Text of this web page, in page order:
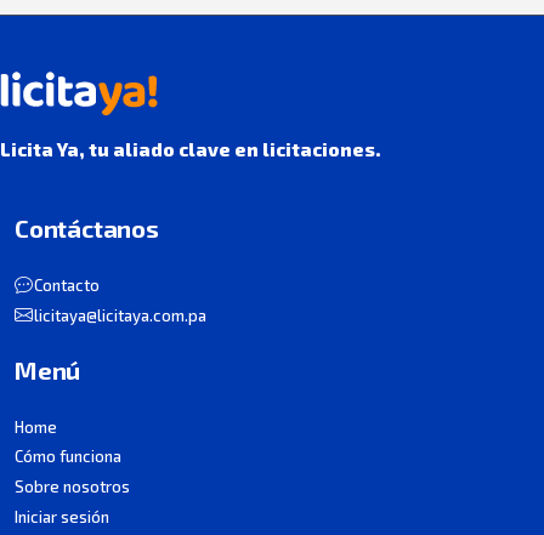
Licita Ya, tu aliado clave en licitaciones.
Contáctanos
Contacto
licitaya@licitaya.com.pa
Menú
Home
Cómo funciona
Sobre nosotros
Iniciar sesión